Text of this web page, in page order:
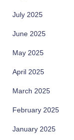
July 2025
June 2025
May 2025
April 2025
March 2025
February 2025
January 2025